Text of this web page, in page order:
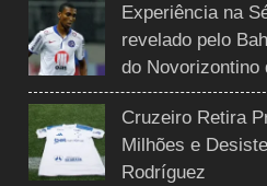
Experiência na
revelado pelo
do Novorizontino
Cruzeiro Retira
Milhões e
Rodríguez